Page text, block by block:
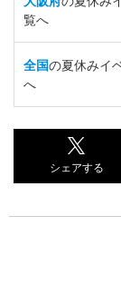
覧へ
全国の夏休みイ
へ
シェアする